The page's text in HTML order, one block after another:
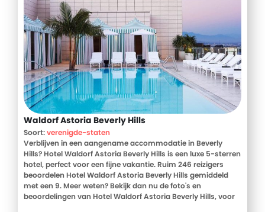
Waldorf Astoria Beverly Hills
Soort:verenigde-staten
Verblijven in een aangename accommodatie in Beverly
Hills? Hotel Waldorf Astoria Beverly Hills is een luxe 5-sterren
hotel, perfect voor een fijne vakantie. Ruim 246 reizigers
beoordelen Hotel Waldorf Astoria Beverly Hills gemiddeld
met een 9. Meer weten? Bekijk dan nu de foto's en
beoordelingen van Hotel Waldorf Astoria Beverly Hills, voor